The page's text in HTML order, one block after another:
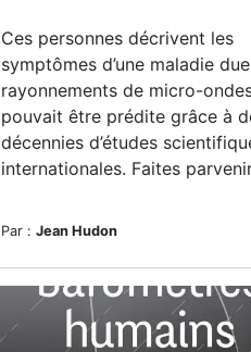
Ces personnes décrivent les
symptômes d’une maladie
rayonnements de micro-
pouvait être prédite grâce à
décennies d’études
internationales. Faites
Par : Jean Hudon